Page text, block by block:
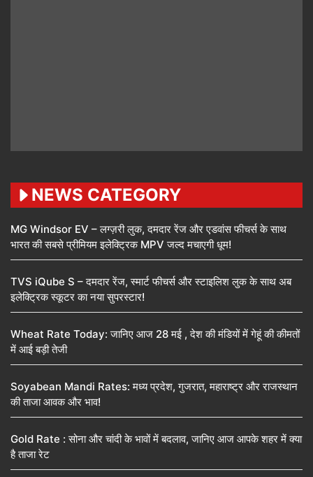
NEWS CATEGORY
MG Windsor EV – लग्ज़री लुक, दमदार रेंज और एडवांस फीचर्स के साथ
भारत की सबसे प्रीमियम इलेक्ट्रिक MPV जल्द मचाएगी धूम!
TVS iQube S – दमदार रेंज, स्मार्ट फीचर्स और स्टाइलिश लुक के साथ अब
इलेक्ट्रिक स्कूटर का नया सुपरस्टार!
Wheat Rate Today: जानिए आज 28 मई , देश की मंडियों में गेहूं की कीमतों
में आई बड़ी तेजी
Soyabean Mandi Rates: मध्य प्रदेश, गुजरात, महाराष्ट्र और राजस्थान
की ताजा आवक और भाव!
Gold Rate : सोना और चांदी के भावों में बदलाव, जानिए आज आपके शहर में क्या
है ताजा रेट